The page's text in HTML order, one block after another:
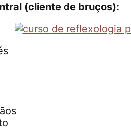
(cliente de bruços):